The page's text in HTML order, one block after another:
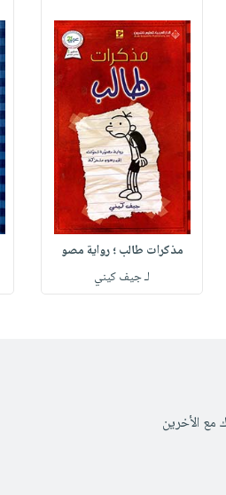
مذكرات طالب ؛ رواية مصو
لـ جيف كيني
مع الأخرين